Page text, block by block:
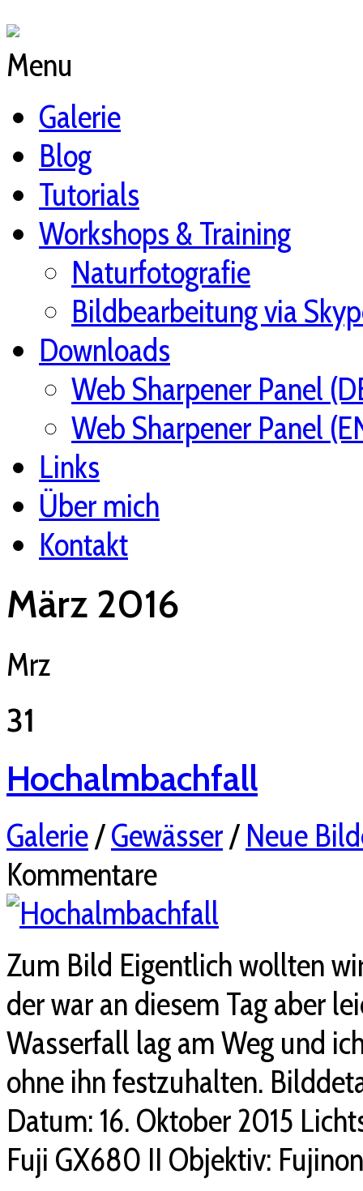
Menu
Galerie
Blog
Tutorials
Workshops & Training
Naturfotografie
Bildbearbeitung via
Downloads
Web Sharpener Panel
Web Sharpener Panel
Links
Über mich
Kontakt
März 2016
Mrz
31
Hochalmbachfall
Galerie/Gewässer/Neue
Kommentare
Zum Bild Eigentlich wollten
der war an diesem Tag aber
Wasserfall lag am Weg und
ohne ihn festzuhalten.
Datum: 16. Oktober 2015
Fuji GX680 II Objektiv: